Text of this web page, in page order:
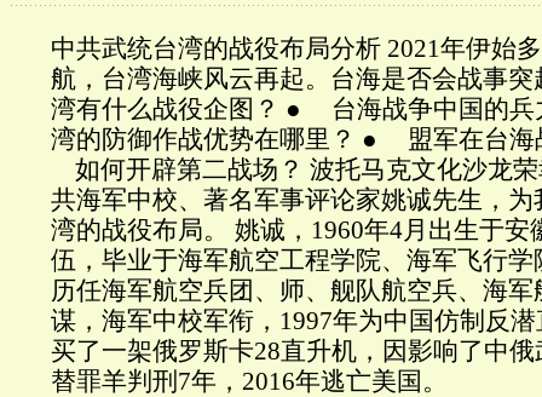
中共武统台湾的战役布局分析 2021年伊始
航，台湾海峡风云再起。台海是否会战事
湾有什么战役企图？ ● 台海战争中国的
湾的防御作战优势在哪里？ ● 盟军在台海
如何开辟第二战场？ 波托马克文化沙龙
共海军中校、著名军事评论家姚诚先生，
湾的战役布局。 姚诚，1960年4月出生于安
伍，毕业于海军航空工程学院、海军飞行
历任海军航空兵团、师、舰队航空兵、海
谋，海军中校军衔，1997年为中国仿制反
买了一架俄罗斯卡28直升机，因影响了中
替罪羊判刑7年，2016年逃亡美国。